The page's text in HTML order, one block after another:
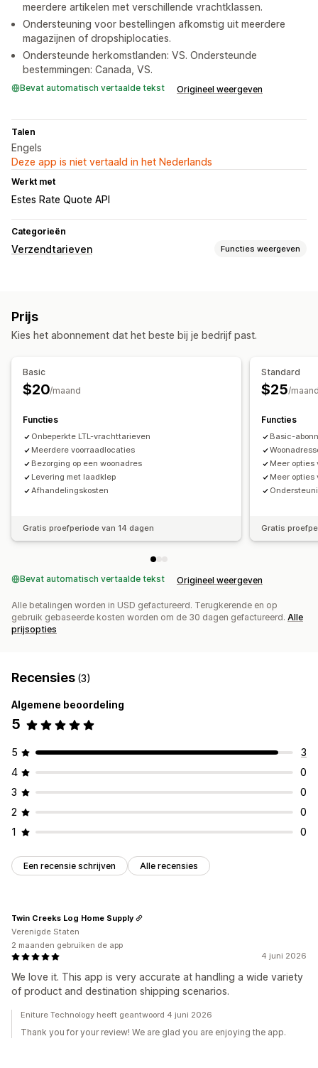
meerdere artikelen met verschillende vrachtklassen.
Ondersteuning voor bestellingen afkomstig uit meerdere
magazijnen of dropshiplocaties.
Ondersteunde herkomstlanden: VS. Ondersteunde
bestemmingen: Canada, VS.
Bevat automatisch vertaalde tekst Origineel weergeven
Talen
Engels
Deze app is niet vertaald in het Nederlands
Werkt met
Estes Rate Quote API
Categorieën
Verzendtarieven Functies weergeven
Aanpassing
Prijs
Kies het abonnement dat het beste bij je bedrijf past.
Basic
$20/maand
Functies
Onbeperkte LTL-vrachttarieven
Meerdere voorraadlocaties
Bezorging op een woonadres
Levering met laadklep
Afhandelingskosten
Gratis proefperiode van 14 dagen
Standard
$25/
Functies
Basic-
Meer opties
Meer opties
Gratis
Bevat automatisch vertaalde tekst Origineel weergeven
Alle betalingen worden in USD gefactureerd. Terugkerende en op
gebruik gebaseerde kosten worden om de 30 dagen gefactureerd. Alle
prijsopties
Recensies (3)
Algemene beoordeling
5
5
3
4
0
3
0
2
0
1
0
Een recensie schrijven Alle recensies
4 juni 2026
We love it. This app is very accurate at handling a wide variety
of product and destination shipping scenarios.
Twin Creeks Log Home Supply
Verenigde Staten
2 maanden gebruiken de app
Eniture Technology heeft geantwoord 4 juni 2026
Thank you for your review! We are glad you are enjoying the app.